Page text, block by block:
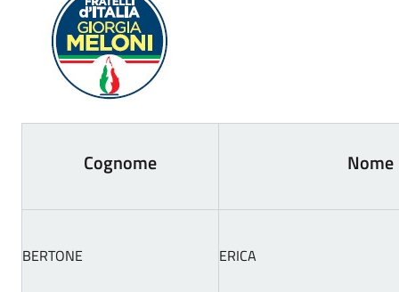
Cognome Nome
BERTONE ERICA